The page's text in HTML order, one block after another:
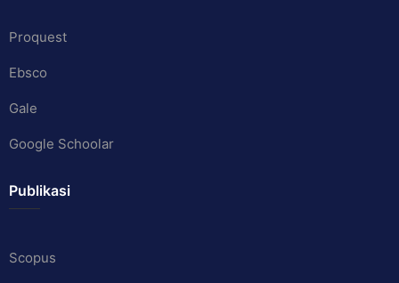
Proquest
Ebsco
Gale
Google Schoolar
Publikasi
Scopus